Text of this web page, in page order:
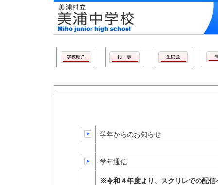
美浦村立 美
学年からのお知らせ
学年通信
※令和４年度より、スクリレでの配